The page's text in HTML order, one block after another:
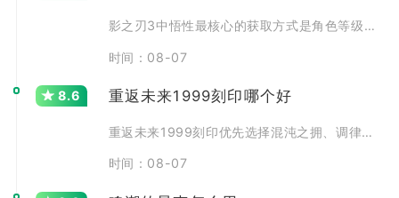
影之刃3中悟性最核心的获取方式是角色等级提升，每提升一级
时间：08-07
8.6 重返未来1999刻印哪个好
重返未来1999刻印优先选择混沌之拥、调律零、逆位之裁三
时间：08-07